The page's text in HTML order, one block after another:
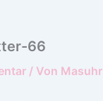
66
/ Von Masuhr